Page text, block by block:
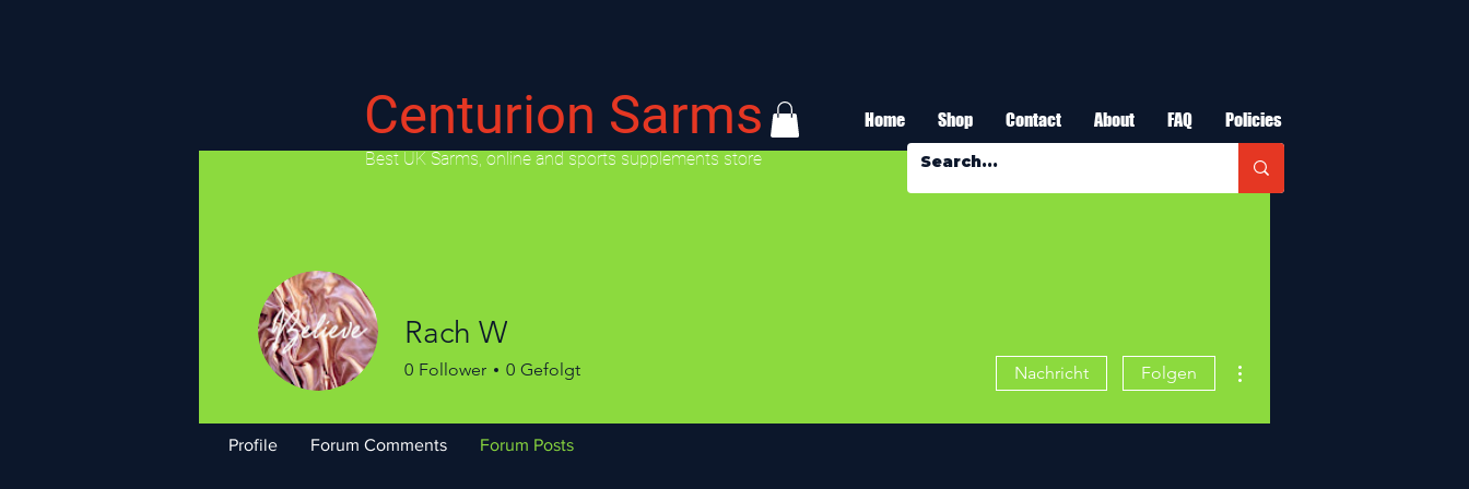
Home Shop Contact About FAQ Policies
Centurion Sarms
​Best UK Sarms, online and sports supplements store
Rach W
0 Follower 0 Gefolgt Nachricht Folgen
Profile Forum Comments Forum Posts